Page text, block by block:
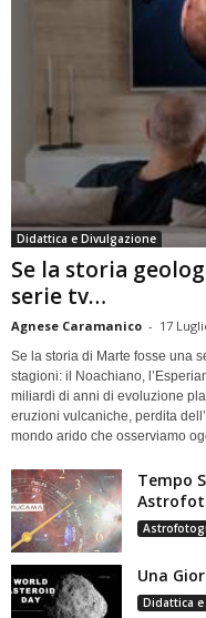
Didattica e Divulgazione
Se la storia
serie tv…
Agnese Caramanico - 17
Se la storia di Marte fosse una
stagioni: il Noachiano,
miliardi di anni di evoluzione
eruzioni vulcaniche, perdita
mondo arido che osserviamo
Tempo
Una
Didattica